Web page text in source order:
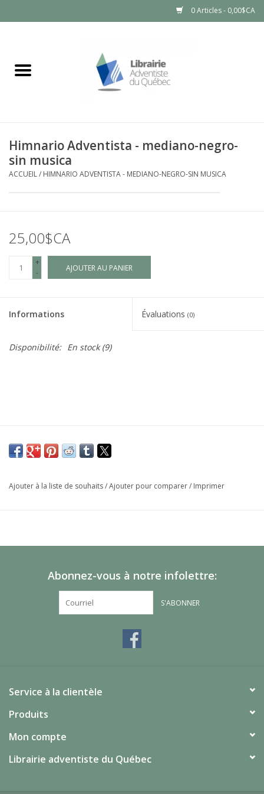
0 Articles - 0,00$CA
Himnario Adventista - mediano-negro-
sin musica
ACCUEIL/ HIMNARIO ADVENTISTA - MEDIANO-NEGRO-SIN MUSICA
25,00$CA
+
-
AJOUTER AU PANIER
Informations Évaluations (0)
Disponibilité: En stock(9)
Ajouter à la liste de souhaits/Ajouter pour comparer/ Imprimer
Abonnez-vous à notre infolettre:
S'ABONNER
Service à la clientèle
Produits
Mon compte
Librairie adventiste du Québec